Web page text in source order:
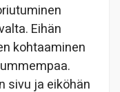
Eihän
kohtaaminen
sivu ja eiköhän